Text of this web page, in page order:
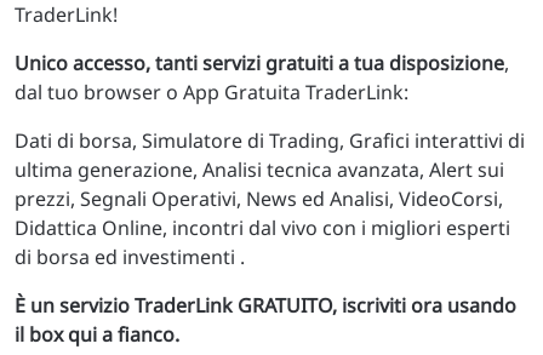
TraderLink!
Unico accesso, tanti servizi gratuiti a tua disposizione,
dal tuo browser o App Gratuita TraderLink:
Dati di borsa, Simulatore di Trading, Grafici interattivi di
ultima generazione, Analisi tecnica avanzata, Alert sui
prezzi, Segnali Operativi, News ed Analisi, VideoCorsi,
Didattica Online, incontri dal vivo con i migliori esperti
di borsa ed investimenti .
È un servizio TraderLink GRATUITO, iscriviti ora usando
il box qui a fianco.